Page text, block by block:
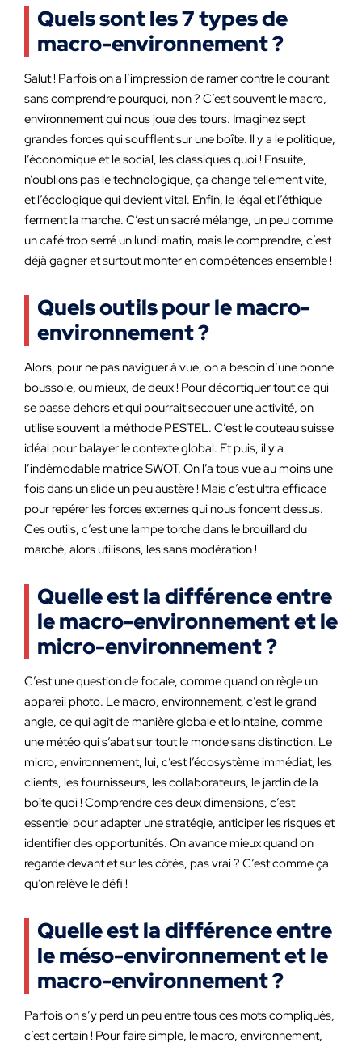
Quels sont les 7 types de
macro-environnement ?
Salut ! Parfois on a l’impression de ramer contre le courant
sans comprendre pourquoi, non ? C’est souvent le macro,
environnement qui nous joue des tours. Imaginez sept
grandes forces qui soufflent sur une boîte. Il y a le politique,
l’économique et le social, les classiques quoi ! Ensuite,
n’oublions pas le technologique, ça change tellement vite,
et l’écologique qui devient vital. Enfin, le légal et l’éthique
ferment la marche. C’est un sacré mélange, un peu comme
un café trop serré un lundi matin, mais le comprendre, c’est
déjà gagner et surtout monter en compétences ensemble !
Quels outils pour le macro-
environnement ?
Alors, pour ne pas naviguer à vue, on a besoin d’une bonne
boussole, ou mieux, de deux ! Pour décortiquer tout ce qui
se passe dehors et qui pourrait secouer une activité, on
utilise souvent la méthode PESTEL. C’est le couteau suisse
idéal pour balayer le contexte global. Et puis, il y a
l’indémodable matrice SWOT. On l’a tous vue au moins une
fois dans un slide un peu austère ! Mais c’est ultra efficace
pour repérer les forces externes qui nous foncent dessus.
Ces outils, c’est une lampe torche dans le brouillard du
marché, alors utilisons, les sans modération !
Quelle est la différence entre
le macro-environnement et le
micro-environnement ?
C’est une question de focale, comme quand on règle un
appareil photo. Le macro, environnement, c’est le grand
angle, ce qui agit de manière globale et lointaine, comme
une météo qui s’abat sur tout le monde sans distinction. Le
micro, environnement, lui, c’est l’écosystème immédiat, les
clients, les fournisseurs, les collaborateurs, le jardin de la
boîte quoi ! Comprendre ces deux dimensions, c’est
essentiel pour adapter une stratégie, anticiper les risques et
identifier des opportunités. On avance mieux quand on
regarde devant et sur les côtés, pas vrai ? C’est comme ça
qu’on relève le défi !
Quelle est la différence entre
le méso-environnement et le
macro-environnement ?
Parfois on s’y perd un peu entre tous ces mots compliqués,
c’est certain ! Pour faire simple, le macro, environnement,